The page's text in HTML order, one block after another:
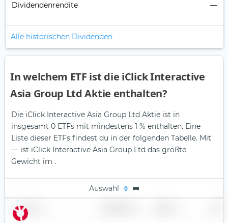
Dividendenrendite —
Alle historischen Dividenden
In welchem ETF ist die iClick Interactive
Asia Group Ltd Aktie enthalten?
Die iClick Interactive Asia Group Ltd Aktie ist in
insgesamt 0 ETFs mit mindestens 1 % enthalten. Eine
Liste dieser ETFs findest du in der folgenden Tabelle. Mit
— ist iClick Interactive Asia Group Ltd das größte
Gewicht im .
Auswahl 0
Name